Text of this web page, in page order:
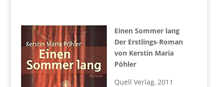
Einen Sommer lang
Der Erstlings-Roman
von Kerstin Maria
Pöhler
Quell Verlag, 2011